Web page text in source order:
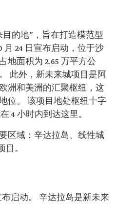
的地”，旨在打造模范型
月 24 日宣布启动，位于沙
地面积为 2.65 万平方公
此外，新未来城项目是阿
洲和美洲的汇聚枢纽，这
位。 该项目地处枢纽十字
4 小时内到达这里。
区域：辛达拉岛、线性城
。
启动。 辛达拉岛是新未来